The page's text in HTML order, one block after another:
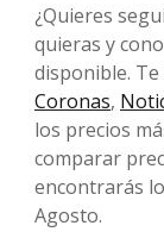
¿Quieres
quieras y
disponible.
Coronas,
los precios
comparar
encontrarás
Agosto.